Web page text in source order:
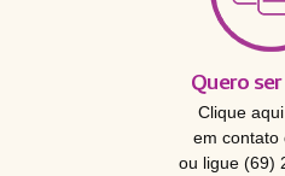
Quero
Clique
em contato
ou ligue (69)